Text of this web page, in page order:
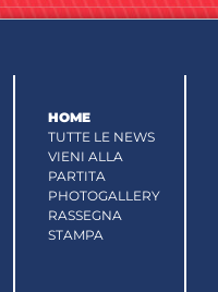
HOME
TUTTE LE NEWS
VIENI ALLA
PARTITA
PHOTOGALLERY
RASSEGNA
STAMPA